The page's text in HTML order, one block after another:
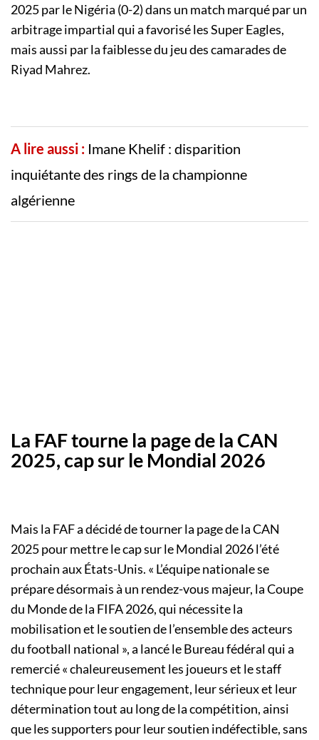
2025 par le Nigéria (0-2) dans un match marqué par un
arbitrage impartial qui a favorisé les Super Eagles,
mais aussi par la faiblesse du jeu des camarades de
Riyad Mahrez.
A lire aussi : Imane Khelif : disparition
inquiétante des rings de la championne
algérienne
La FAF tourne la page de la CAN
2025, cap sur le Mondial 2026
Mais la FAF a décidé de tourner la page de la CAN
2025 pour mettre le cap sur le Mondial 2026 l’été
prochain aux États-Unis. « L’équipe nationale se
prépare désormais à un rendez-vous majeur, la Coupe
du Monde de la FIFA 2026, qui nécessite la
mobilisation et le soutien de l’ensemble des acteurs
du football national », a lancé le Bureau fédéral qui a
remercié « chaleureusement les joueurs et le staff
technique pour leur engagement, leur sérieux et leur
détermination tout au long de la compétition, ainsi
que les supporters pour leur soutien indéfectible, sans